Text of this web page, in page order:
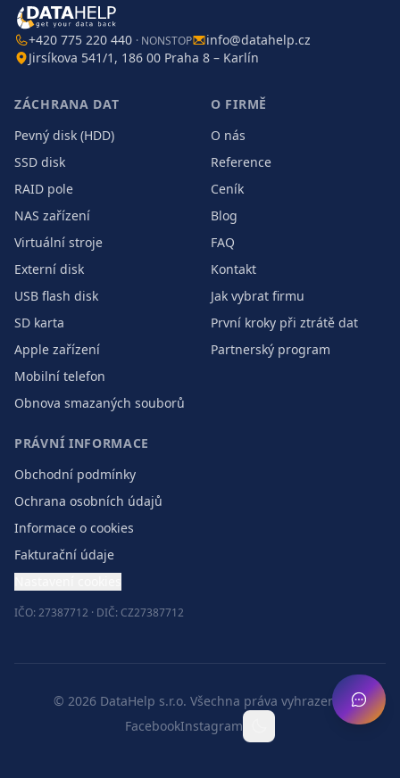
+420 775 220 440 · NONSTOP
info@datahelp.cz
Jirsíkova 541/1, 186 00 Praha 8 – Karlín
ZÁCHRANA DAT
Pevný disk (HDD)
SSD disk
RAID pole
NAS zařízení
Virtuální stroje
Externí disk
USB flash disk
SD karta
Apple zařízení
Mobilní telefon
Obnova smazaných souborů
O FIRMĚ
O nás
Reference
Ceník
Blog
FAQ
Kontakt
Jak vybrat firmu
První kroky při ztrátě dat
Partnerský program
PRÁVNÍ INFORMACE
Obchodní podmínky
Ochrana osobních údajů
Informace o cookies
Fakturační údaje
IČO: 27387712 · DIČ: CZ27387712
© 2026 DataHelp s.r.o. Všechna práva vyhrazena.
FacebookInstagram